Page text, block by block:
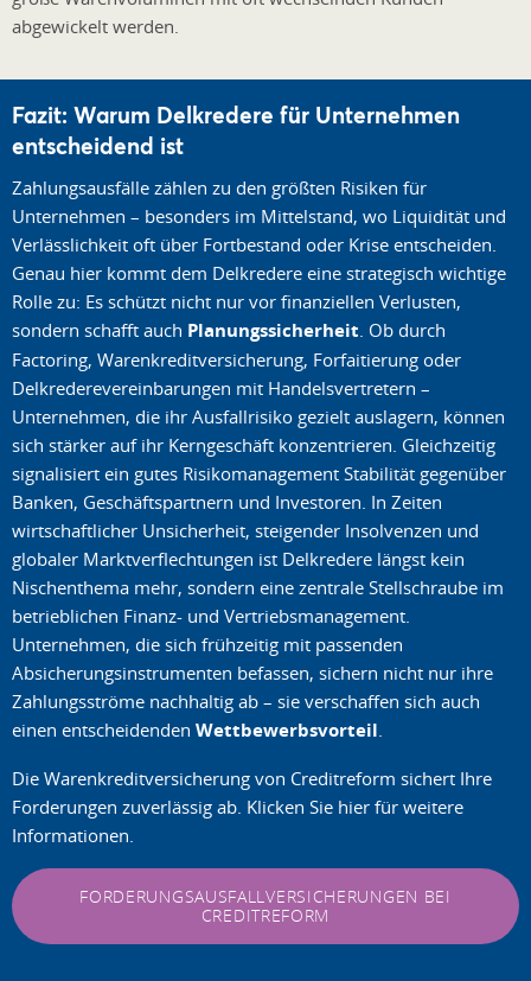
abgewickelt werden.
Fazit: Warum Delkredere für Unternehmen
entscheidend ist
Zahlungsausfälle zählen zu den größten Risiken für
Unternehmen – besonders im Mittelstand, wo Liquidität und
Verlässlichkeit oft über Fortbestand oder Krise entscheiden.
Genau hier kommt dem Delkredere eine strategisch wichtige
Rolle zu: Es schützt nicht nur vor finanziellen Verlusten,
sondern schafft auch Planungssicherheit . Ob durch
Factoring, Warenkreditversicherung, Forfaitierung oder
Delkrederevereinbarungen mit Handelsvertretern –
Unternehmen, die ihr Ausfallrisiko gezielt auslagern, können
sich stärker auf ihr Kerngeschäft konzentrieren. Gleichzeitig
signalisiert ein gutes Risikomanagement Stabilität gegenüber
Banken, Geschäftspartnern und Investoren. In Zeiten
wirtschaftlicher Unsicherheit, steigender Insolvenzen und
globaler Marktverflechtungen ist Delkredere längst kein
Nischenthema mehr, sondern eine zentrale Stellschraube im
betrieblichen Finanz- und Vertriebsmanagement.
Unternehmen, die sich frühzeitig mit passenden
Absicherungsinstrumenten befassen, sichern nicht nur ihre
Zahlungsströme nachhaltig ab – sie verschaffen sich auch
einen entscheidenden Wettbewerbsvorteil
Die Warenkreditversicherung von Creditreform sichert Ihre
Forderungen zuverlässig ab. Klicken Sie hier für weitere
Informationen.
FORDERUNGSAUSFALLVERSICHERUNGEN BEI
CREDITREFORM